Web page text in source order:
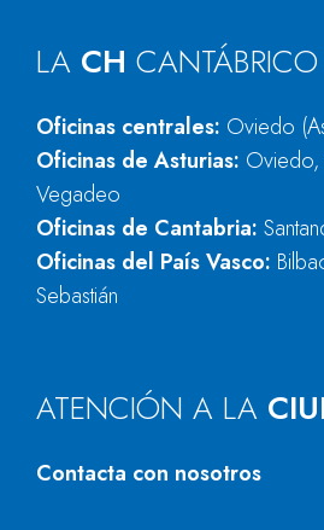
LA CH CANTÁBRICO
Oficinas centrales: Oviedo
Oficinas de Asturias: Oviedo,
Vegadeo
Oficinas de Cantabria:
Oficinas del País Vasco:
Sebastián
ATENCIÓN A LA
Contacta con nosotros